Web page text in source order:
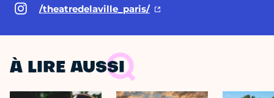
/theatredelaville_paris/
À LIRE AUSSI